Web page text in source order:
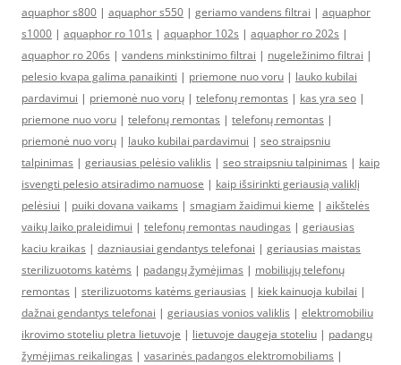
aquaphor s800 | aquaphor s550 | geriamo vandens filtrai | aquaphor
s1000 | aquaphor ro 101s | aquaphor 102s | aquaphor ro 202s |
aquaphor ro 206s | vandens minkstinimo filtrai | nugeležinimo filtrai |
pelesio kvapa galima panaikinti | priemone nuo voru | lauko kubilai
pardavimui | priemonė nuo vorų | telefonų remontas | kas yra seo |
priemone nuo voru | telefonų remontas | telefonų remontas |
priemonė nuo vorų | lauko kubilai pardavimui | seo straipsniu
talpinimas | geriausias pelėsio valiklis | seo straipsniu talpinimas | kaip
isvengti pelesio atsiradimo namuose | kaip išsirinkti geriausią valiklį
pelėsiui | puiki dovana vaikams | smagiam žaidimui kieme | aikštelės
vaikų laiko praleidimui | telefonų remontas naudingas | geriausias
kaciu kraikas | dazniausiai gendantys telefonai | geriausias maistas
sterilizuotoms katėms | padangų žymėjimas | mobiliųjų telefonų
remontas | sterilizuotoms katėms geriausias | kiek kainuoja kubilai |
dažnai gendantys telefonai | geriausias vonios valiklis | elektromobiliu
ikrovimo stoteliu pletra lietuvoje | lietuvoje daugeja stoteliu | padangų
žymėjimas reikalingas | vasarinės padangos elektromobiliams |